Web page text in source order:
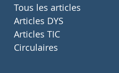
Tous les articles
Articles DYS
Articles TIC
Circulaires